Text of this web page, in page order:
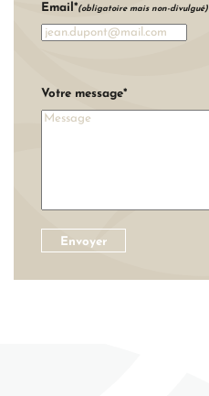
Votre message*
Email *(obligatoire mais non-divulgué)